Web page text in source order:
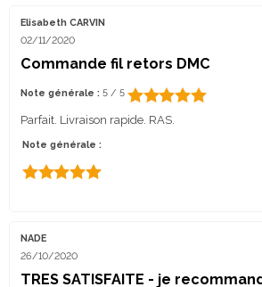
Elisabeth CARVIN
02/11/2020
Commande fil retors DMC
Note générale : 5 / 5
Parfait. Livraison rapide. RAS.
Note générale :
NADE
26/10/2020
TRES SATISFAITE - je